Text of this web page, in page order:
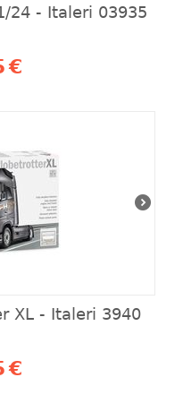
24 - Italeri 03935
€
XL - Italeri 3940
€